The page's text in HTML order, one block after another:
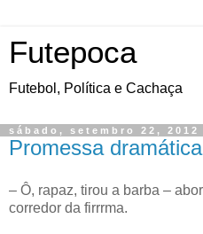
Futepoca
Futebol, Política e Cachaça
sábado, setembro 22, 2012
Promessa dramática
– Ô, rapaz, tirou a barba –
corredor da firrrma.